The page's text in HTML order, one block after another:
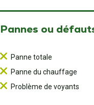
Pannes ou
Panne totale
Panne du chauffage
Problème de voyants